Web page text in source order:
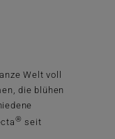
Welt voll
die blühen
® seit